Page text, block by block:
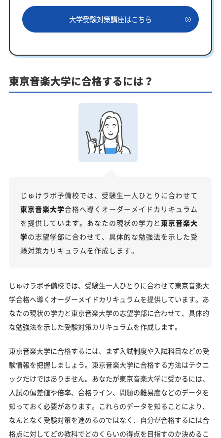
一人でも安心、学習相談
あなたにピッタリ合った「東京音楽大学対策のオー
ダーメイドカリキュラム」から得られる成果とは？
カリキュラムや料金についてお気軽にご相談くださ
東京音楽大学受験専門のオンライン家庭教師「いつ
でもクイック指導」もご用意
【2027年度】大学入学共通テスト対策！2026年度
2026年度共通テストの総括：難関大志望者には厳しい戦
科目別分析と最新トレンド
東京音楽大学の総合型選抜入試対策も万全
東京音楽大学のキャンパス
「東京音楽大学に受かる気がしない」とやる気をな
受験勉強を始めるのが遅くても東京音楽大学に合格
大学受験対策いつから始める？学年・時期別の勉強
のポイント
験も対応可能
浪人生、社会人の方の東京音楽大学合格に向けた受
験対策も実施
東京音楽大学受験生からのよくある質問
大学受験対策講座はこちら
東京音楽大学に合格するには？
じゅけラボ予備校では、受験生一人ひとりに合わせて
東京音楽大学合格へ導くオーダーメイドカリキュラム
を提供しています。あなたの現状の学力と 東京音楽大
学の志望学部に合わせて、具体的な勉強法を示した受
験対策カリキュラムを作成します。
じゅけラボ予備校では、受験生一人ひとりに合わせて東京音楽大
学合格へ導くオーダーメイドカリキュラムを提供しています。あ
なたの現状の学力と東京音楽大学の志望学部に合わせて、具体的
な勉強法を示した受験対策カリキュラムを作成します。
東京音楽大学に合格するには、まず入試制度や入試科目などの受
験情報を把握しましょう。東京音楽大学に合格する方法はテクニ
ックだけではありません。あなたが東京音楽大学に受かるには、
入試の偏差値や倍率、合格ライン、問題の難易度などのデータを
知っておく必要があります。これらのデータを知ることにより、
なんとなく受験対策を進めるのではなく、自分が合格するには合
格点に対してどの教科でどのくらいの得点を目指すのか決めるこ